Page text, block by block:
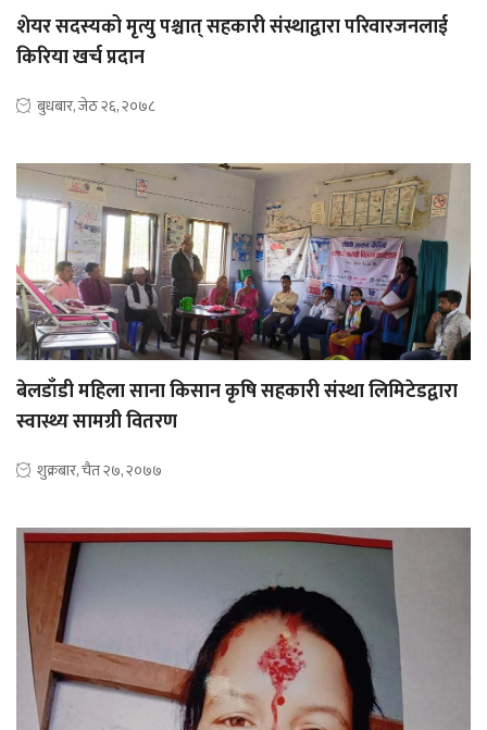
शेयर सदस्यको मृत्यु पश्चात् सहकारी संस्थाद्वारा परिवारजनलाई
किरिया खर्च प्रदान
बुधबार, जेठ २६, २०७८
बेलडाँडी महिला साना किसान कृषि सहकारी संस्था लिमिटेडद्वारा
स्वास्थ्य सामग्री वितरण
शुक्रबार, चैत २७, २०७७